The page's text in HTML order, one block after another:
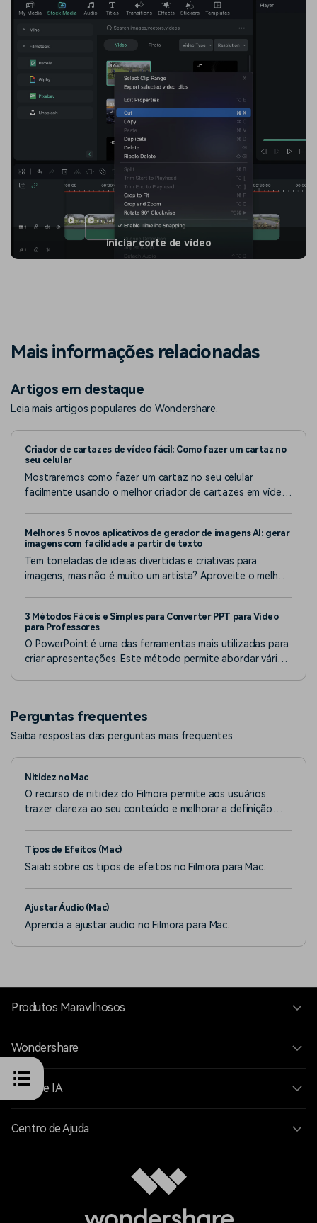
iniciar corte de vídeo
Mais informações relacionadas
Artigos em destaque
Leia mais artigos populares do Wondershare.
Criador de cartazes de vídeo fácil: Como fazer um cartaz no
seu celular
Mostraremos como fazer um cartaz no seu celular
facilmente usando o melhor criador de cartazes em vídeo.
Melhores 5 novos aplicativos de gerador de imagens AI: gerar
imagens com facilidade a partir de texto
Tem toneladas de ideias divertidas e criativas para
imagens, mas não é muito um artista? Aproveite o melhor
3 Métodos Fáceis e Simples para Converter PPT para Vídeo
para Professores
O PowerPoint é uma das ferramentas mais utilizadas para
criar apresentações. Este método permite abordar vários
Perguntas frequentes
Saiba respostas das perguntas mais frequentes.
Nitidez no Mac
O recurso de nitidez do Filmora permite aos usuários
trazer clareza ao seu conteúdo e melhorar a definição
Tipos de Efeitos (Mac)
Saiab sobre os tipos de efeitos no Filmora para Mac.
Ajustar Áudio (Mac)
Aprenda a ajustar audio no Filmora para Mac.
Produtos Maravilhosos
Wondershare
Explore IA
Centro de Ajuda